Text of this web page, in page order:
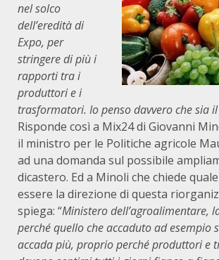
nel solco
dell’eredità di
Expo, per
stringere di più i
rapporti tra i
produttori e i
trasformatori. Io penso davvero che sia
Risponde così a Mix24 di Giovanni
il ministro per le Politiche agricole
ad una domanda sul possibile
dicastero. Ed a Minoli che chiede
essere la direzione di questa
spiega: “Ministero dell’agroalimentare,
perché quello che accaduto ad esempio
accada più, proprio perché produttori e